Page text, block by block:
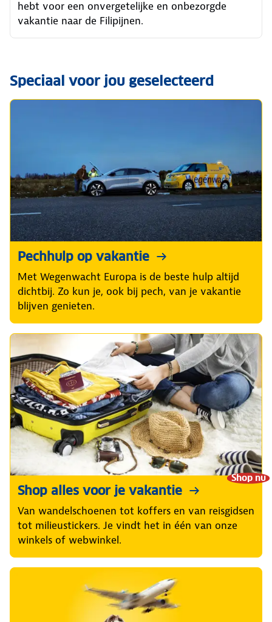
hebt voor een onvergetelijke en onbezorgde
vakantie naar de Filipijnen.
Speciaal voor jou geselecteerd
Pechhulp op vakantie
Met Wegenwacht Europa is de beste hulp altijd
dichtbij. Zo kun je, ook bij pech, van je vakantie
blijven genieten.
Shop nu
Shop alles voor je vakantie
Van wandelschoenen tot koffers en van reisgidsen
tot milieustickers. Je vindt het in één van onze
winkels of webwinkel.